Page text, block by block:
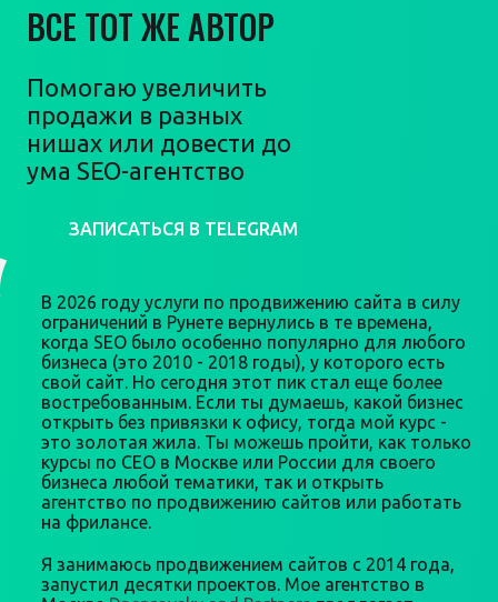
ВСЕ ТОТ ЖЕ АВТОР
Помогаю увеличить
продажи в разных
нишах или довести до
ума SEO-агентство
ЗАПИСАТЬСЯ В TELEGRAM
В 2026 году услуги по продвижению сайта в силу
ограничений в Рунете вернулись в те времена,
когда SEO было особенно популярно для любого
бизнеса (это 2010 - 2018 годы), у которого есть
свой сайт. Но сегодня этот пик стал еще более
востребованным. Если ты думаешь, какой бизнес
открыть без привязки к офису, тогда мой курс -
это золотая жила. Ты можешь пройти, как только
курсы по СЕО в Москве или России для своего
бизнеса любой тематики, так и открыть
агентство по продвижению сайтов или работать
на фрилансе.
Я занимаюсь продвижением сайтов с 2014 года,
запустил десятки проектов. Мое агентство в